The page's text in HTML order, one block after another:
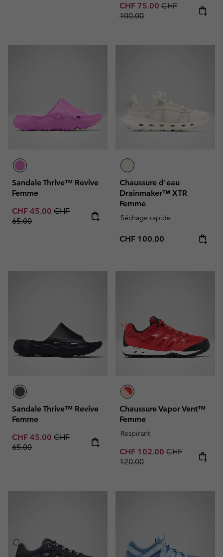
Sale price:
CHF 75.00 Regular price:
CHF
100.00
Sandale Thrive™ Revive
Femme
Sale price:
CHF 45.00 Regular price:
CHF
65.00
Chaussure d'eau
Drainmaker™ XTR
Femme
Séchage rapide
Regular price:
CHF 100.00
Sandale Thrive™ Revive
Femme
Sale price:
CHF 45.00 Regular price:
CHF
65.00
Chaussure Vapor Vent™
Femme
Respirant
Sale price:
CHF 102.00 Regular price:
CHF
120.00